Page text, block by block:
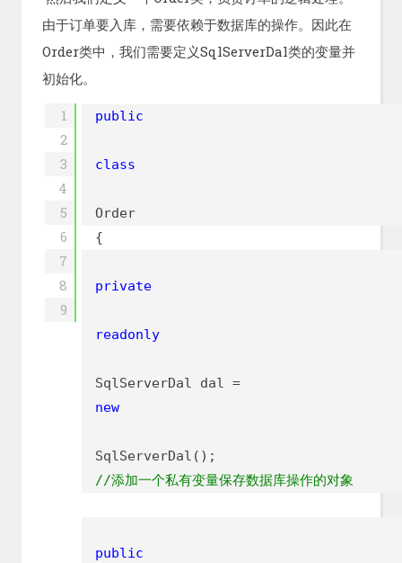
由于订单要入库，需要依赖于数据库的操作。因此在
Order类中，我们需要定义SqlServerDal类的变量并
初始化。
1
2
3
4
5
6
7
8
9
public
class
Order
{
private
readonly
SqlServerDal dal =
new
SqlServerDal();
//添加一个私有变量保存数据库操作的对象
public